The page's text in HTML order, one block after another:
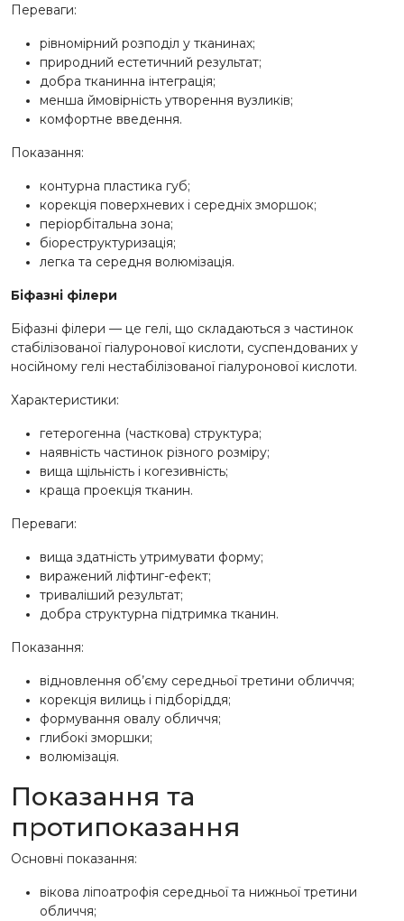
Переваги:
рівномірний розподіл у тканинах;
природний естетичний результат;
добра тканинна інтеграція;
менша ймовірність утворення вузликів;
комфортне введення.
Показання:
контурна пластика губ;
корекція поверхневих і середніх зморшок;
періорбітальна зона;
біореструктуризація;
легка та середня волюмізація.
Біфазні філери
Біфазні філери — це гелі, що складаються з частинок
стабілізованої гіалуронової кислоти, суспендованих у
носійному гелі нестабілізованої гіалуронової кислоти.
Характеристики:
гетерогенна (часткова) структура;
наявність частинок різного розміру;
вища щільність і когезивність;
краща проекція тканин.
Переваги:
вища здатність утримувати форму;
виражений ліфтинг-ефект;
триваліший результат;
добра структурна підтримка тканин.
Показання:
відновлення об’єму середньої третини обличчя;
корекція вилиць і підборіддя;
формування овалу обличчя;
глибокі зморшки;
волюмізація.
Показання та
протипоказання
Основні показання:
вікова ліпоатрофія середньої та нижньої третини
обличчя;